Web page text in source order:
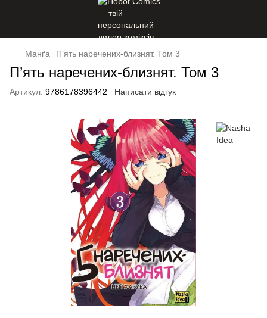
Манґа П’ять наречених-близнят. Том 3
П’ять наречених-близнят. Том 3
Артикул: 9786178396442 Написати відгук